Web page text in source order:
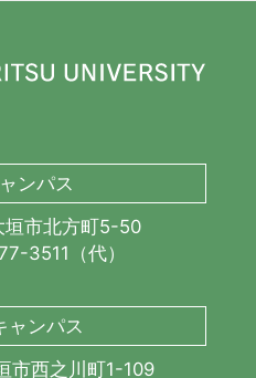
ンパス
市北方町5-50
3511（代）
ャンパス
市西之川町1-109